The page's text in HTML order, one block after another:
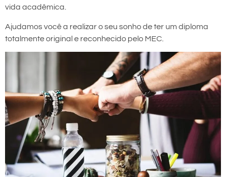
vida acadêmica.
Ajudamos você a realizar o seu sonho de ter um diploma
totalmente original e reconhecido pelo MEC.